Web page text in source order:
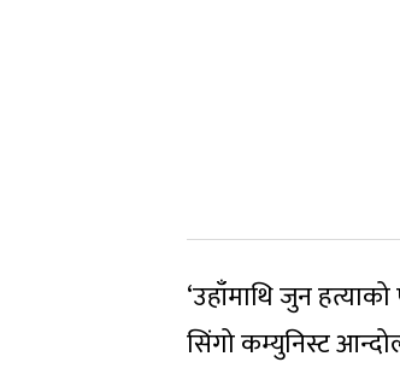
‘उहाँमाथि जुन
सिंगो कम्युनिस्ट